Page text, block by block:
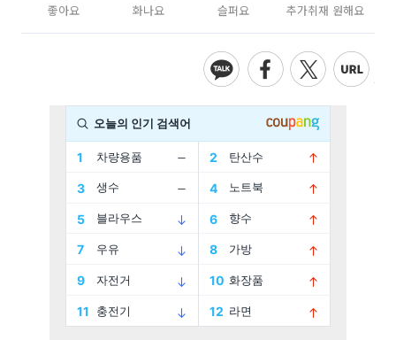
좋아요 화나요 슬퍼요 추가취재 원해요